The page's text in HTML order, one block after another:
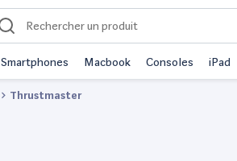
Smartphones Macbook Consoles iPad
Thrustmaster